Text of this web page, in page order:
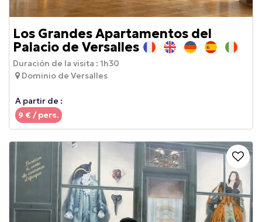
Los Grandes Apartamentos del
Palacio de Versalles
Dominio de Versalles
A partir de :
9 € / pers.
Duración de la visita : 1h30